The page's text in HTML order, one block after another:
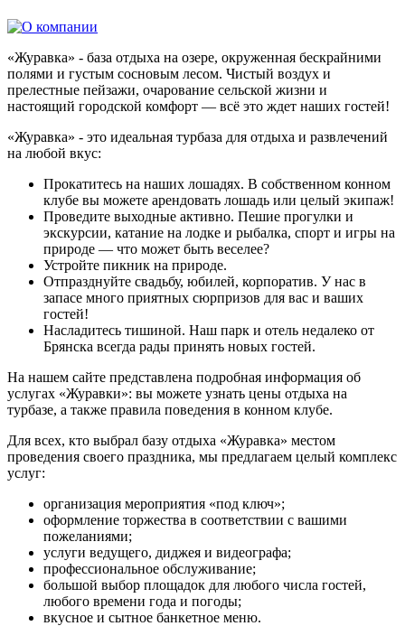
«Журавка» - база отдыха на озере, окруженная бескрайними
полями и густым сосновым лесом. Чистый воздух и
прелестные пейзажи, очарование сельской жизни и
настоящий городской комфорт — всё это ждет наших гостей!
«Журавка» - это идеальная турбаза для отдыха и развлечений
на любой вкус:
Прокатитесь на наших лошадях. В собственном конном
клубе вы можете арендовать лошадь или целый экипаж!
Проведите выходные активно. Пешие прогулки и
экскурсии, катание на лодке и рыбалка, спорт и игры на
природе — что может быть веселее?
Устройте пикник на природе.
Отпразднуйте свадьбу, юбилей, корпоратив. У нас в
запасе много приятных сюрпризов для вас и ваших
гостей!
Насладитесь тишиной. Наш парк и отель недалеко от
Брянска всегда рады принять новых гостей.
На нашем сайте представлена подробная информация об
услугах «Журавки»: вы можете узнать цены отдыха на
турбазе, а также правила поведения в конном клубе.
Для всех, кто выбрал базу отдыха «Журавка» местом
проведения своего праздника, мы предлагаем целый комплекс
услуг:
организация мероприятия «под ключ»;
оформление торжества в соответствии с вашими
пожеланиями;
услуги ведущего, диджея и видеографа;
профессиональное обслуживание;
большой выбор площадок для любого числа гостей,
любого времени года и погоды;
вкусное и сытное банкетное меню.